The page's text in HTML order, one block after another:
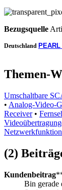
Bezugsquelle
Deutschland
Themen-
Umschaltbare
• Analog-Video-
Receiver•
(2)
Kundenbeitrag
Bin gerade